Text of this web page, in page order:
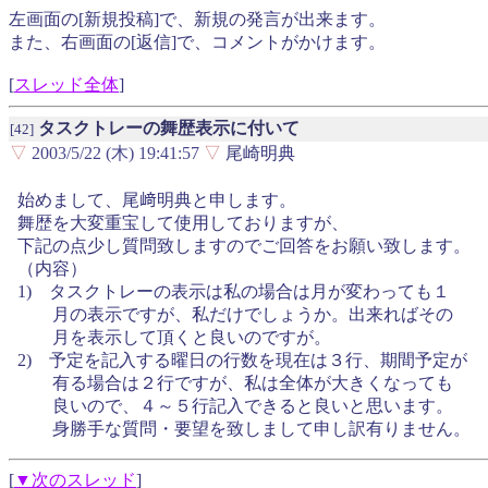
左画面の[新規投稿]で、新規の発言が出来ます。
また、右画面の[返信]で、コメントがかけます。
[スレッド全体]
[42] タスクトレーの舞歴表示に付いて
▽ 2003/5/22 (木) 19:41:57 ▽ 尾崎明典
始めまして、尾﨑明典と申します。
舞歴を大変重宝して使用しておりますが、
下記の点少し質問致しますのでご回答をお願い致します。
（内容）
1) タスクトレーの表示は私の場合は月が変わっても１
月の表示ですが、私だけでしょうか。出来ればその
月を表示して頂くと良いのですが。
2) 予定を記入する曜日の行数を現在は３行、期間予定が
有る場合は２行ですが、私は全体が大きくなっても
良いので、４～５行記入できると良いと思います。
身勝手な質問・要望を致しまして申し訳有りません。
[▼次のスレッド]